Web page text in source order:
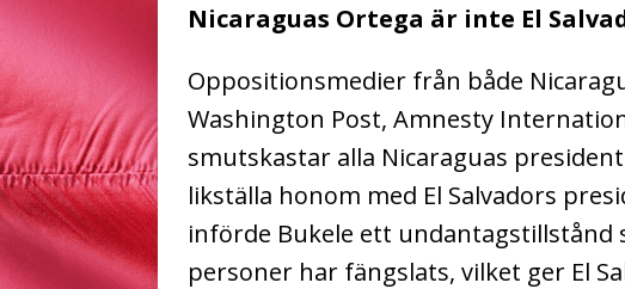
Nicaraguas Ortega är inte El
Oppositionsmedier från både
Washington Post, Amnesty
smutskastar alla Nicaraguas
likställa honom med El Salvadors
införde Bukele ett undantagstillstånd
personer har fängslats, vilket ger El